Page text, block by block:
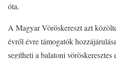
óta.
A Magyar Vöröskereszt azt
évről évre támogatók
segítheti a balatoni